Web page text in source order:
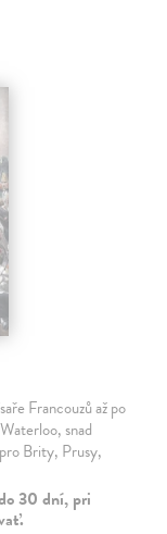
Francouzů až po
snad
Brity, Prusy,
30 dní, pri